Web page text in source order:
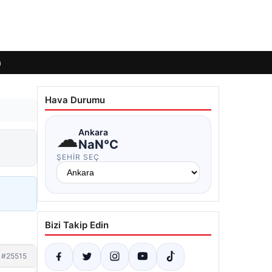
#25515
Hava Durumu
☁Ankara
NaN°C
ŞEHIR SEÇ
Bizi Takip Edin